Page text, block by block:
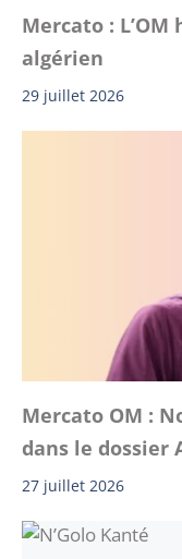
Mercato :
algérien
29 juillet 2026
Mercato OM :
dans le dossier
27 juillet 2026